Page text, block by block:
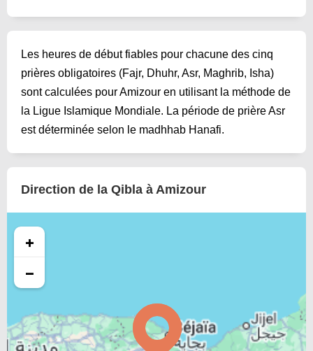
Les heures de début fiables pour chacune des cinq
prières obligatoires (Fajr, Dhuhr, Asr, Maghrib, Isha)
sont calculées pour Amizour en utilisant la méthode de
la Ligue Islamique Mondiale. La période de prière Asr
est déterminée selon le madhhab Hanafi.
Direction de la Qibla à Amizour
+
−